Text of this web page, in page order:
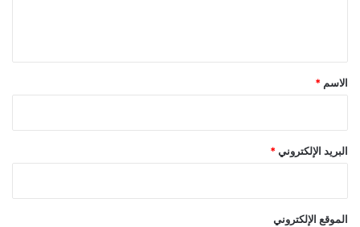
*
الاسم *
البريد الإلكتروني *
الموقع الإلكتروني